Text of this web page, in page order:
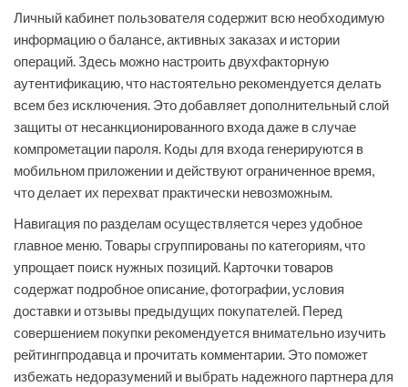
Личный кабинет пользователя содержит всю необходимую
информацию о балансе, активных заказах и истории
операций. Здесь можно настроить двухфакторную
аутентификацию, что настоятельно рекомендуется делать
всем без исключения. Это добавляет дополнительный слой
защиты от несанкционированного входа даже в случае
компрометации пароля. Коды для входа генерируются в
мобильном приложении и действуют ограниченное время,
что делает их перехват практически невозможным.
Навигация по разделам осуществляется через удобное
главное меню. Товары сгруппированы по категориям, что
упрощает поиск нужных позиций. Карточки товаров
содержат подробное описание, фотографии, условия
доставки и отзывы предыдущих покупателей. Перед
совершением покупки рекомендуется внимательно изучить
рейтингпродавца и прочитать комментарии. Это поможет
избежать недоразумений и выбрать надежного партнера для